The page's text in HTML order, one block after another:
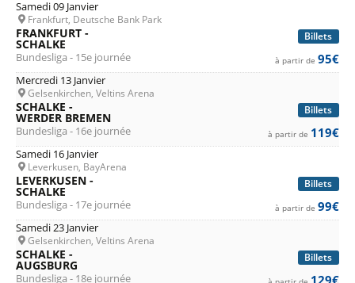
Samedi 09 Janvier
Frankfurt, Deutsche Bank Park
Billets
FRANKFURT -
SCHALKE
Bundesliga - 15e journée à partir de 95€
Mercredi 13 Janvier
Gelsenkirchen, Veltins Arena
Billets
SCHALKE -
WERDER BREMEN
Bundesliga - 16e journée à partir de 119€
Samedi 16 Janvier
Leverkusen, BayArena
Billets
LEVERKUSEN -
SCHALKE
Bundesliga - 17e journée à partir de 99€
Samedi 23 Janvier
Gelsenkirchen, Veltins Arena
Billets
SCHALKE -
AUGSBURG
Bundesliga - 18e journée 129€